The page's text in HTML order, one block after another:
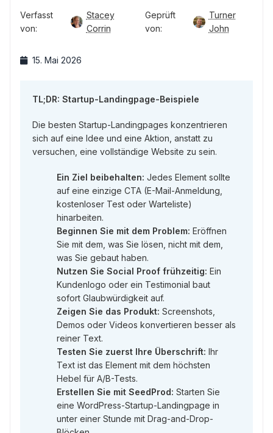
Verfasst
von:
Stacey
Corrin
Geprüft
von:
Turner
John
15. Mai 2026
TL;DR: Startup-Landingpage-Beispiele
Die besten Startup-Landingpages konzentrieren
sich auf eine Idee und eine Aktion, anstatt zu
versuchen, eine vollständige Website zu sein.
Ein Ziel beibehalten: Jedes Element sollte
auf eine einzige CTA (E-Mail-Anmeldung,
kostenloser Test oder Warteliste)
hinarbeiten.
Beginnen Sie mit dem Problem: Eröffnen
Sie mit dem, was Sie lösen, nicht mit dem,
was Sie gebaut haben.
Nutzen Sie Social Proof frühzeitig: Ein
Kundenlogo oder ein Testimonial baut
sofort Glaubwürdigkeit auf.
Zeigen Sie das Produkt: Screenshots,
Demos oder Videos konvertieren besser als
reiner Text.
Testen Sie zuerst Ihre Überschrift: Ihr
Text ist das Element mit dem höchsten
Hebel für A/B-Tests.
Erstellen Sie mit SeedProd: Starten Sie
eine WordPress-Startup-Landingpage in
unter einer Stunde mit Drag-and-Drop-